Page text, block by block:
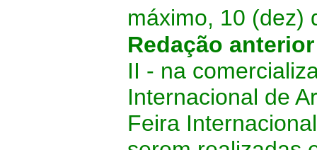
máximo, 10 (dez)
Redação
II - na
Internacional de
Feira